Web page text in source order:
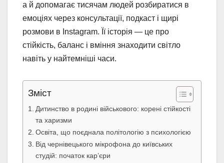
а й допомагає тисячам людей розбиратися в
емоціях через консультації, подкаст і щирі
розмови в Instagram. Її історія — це про
стійкість, баланс і вміння знаходити світло
навіть у найтемніші часи.
Зміст
Дитинство в родині військового: корені стійкості
та харизми
Освіта, що поєднала політологію з психологією
Від чернівецького мікрофона до київських
студій: початок кар’єри